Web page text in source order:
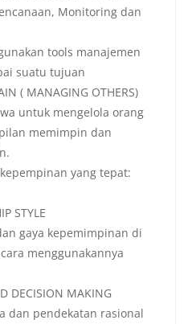
Monitoring dan
tools manajemen
suatu tujuan
( MANAGING OTHERS)
untuk mengelola orang
memimpin dan
yang tepat:
STYLE
gaya kepemimpinan di
menggunakannya
DECISION MAKING
dan pendekatan rasional